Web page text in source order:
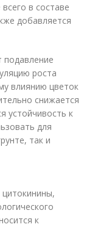
в составе
добавляется
роста
влиянию цветок
снижается
устойчивость к
для
так и
к